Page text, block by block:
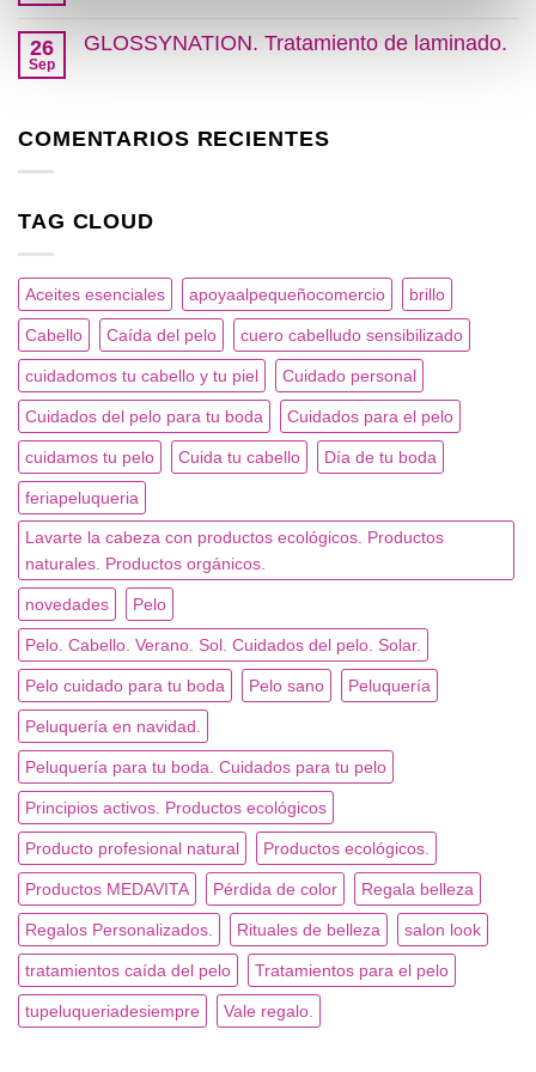
salón.
en
26
Sep
GLOSSYNATION. Tratamiento de laminado.
GLOSSYNATION.
COMENTARIOS RECIENTES
TAG CLOUD
Aceites esenciales apoyaalpequeñocomercio brillo
Cabello Caída del pelo cuero cabelludo sensibilizado
cuidadomos tu cabello y tu piel Cuidado personal
Cuidados del pelo para tu boda Cuidados para el pelo
cuidamos tu pelo Cuida tu cabello Día de tu boda
feriapeluqueria
Lavarte la cabeza con productos ecológicos. Productos
naturales. Productos orgánicos.
novedades Pelo
Pelo. Cabello. Verano. Sol. Cuidados del pelo. Solar.
Pelo cuidado para tu boda Pelo sano Peluquería
Peluquería en navidad.
Peluquería para tu boda. Cuidados para tu pelo
Principios activos. Productos ecológicos
Producto profesional natural Productos ecológicos.
Productos MEDAVITA Pérdida de color Regala belleza
Regalos Personalizados. Rituales de belleza salon look
tratamientos caída del pelo Tratamientos para el pelo
tupeluqueriadesiempre Vale regalo.